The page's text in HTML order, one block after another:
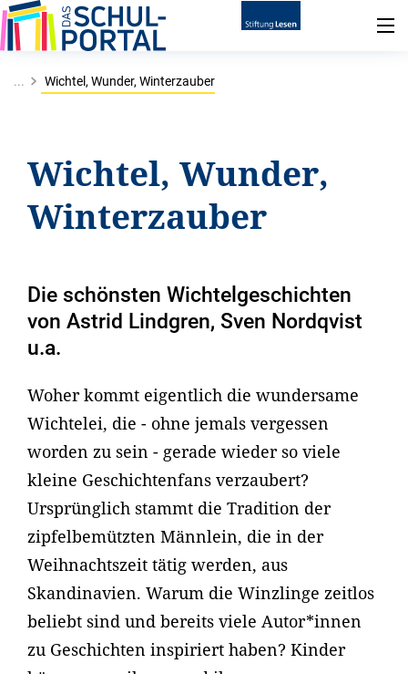
... Wichtel, Wunder, Winterzauber
Wichtel, Wunder,
Winterzauber
Die schönsten Wichtelgeschichten
von Astrid Lindgren, Sven Nordqvist
u.a.
Woher kommt eigentlich die wundersame
Wichtelei, die - ohne jemals vergessen
worden zu sein - gerade wieder so viele
kleine Geschichtenfans verzaubert?
Ursprünglich stammt die Tradition der
zipfelbemützten Männlein, die in der
Weihnachtszeit tätig werden, aus
Skandinavien. Warum die Winzlinge zeitlos
beliebt sind und bereits viele Autor*innen
zu Geschichten inspiriert haben? Kinder